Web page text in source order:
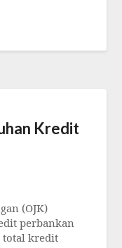
Kredit
(OJK)
perbankan
total kredit